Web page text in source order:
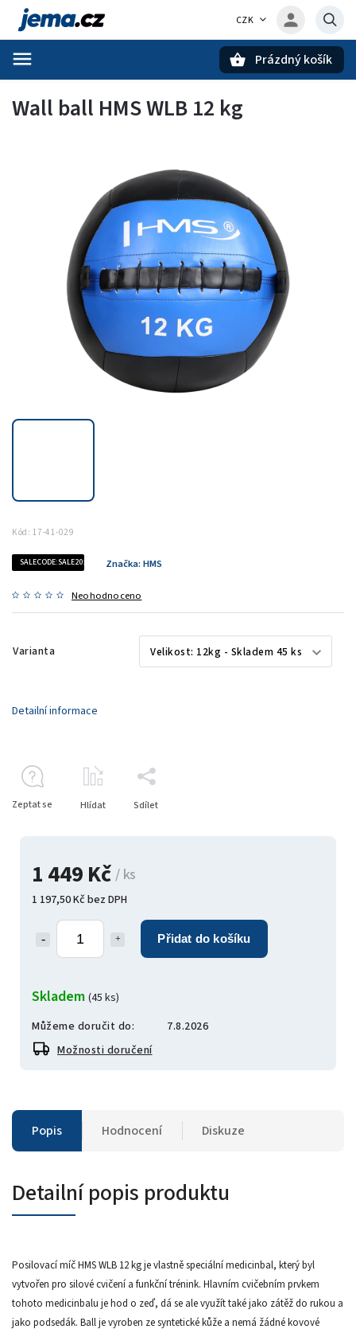
CZK
Prázdný košík
Wall ball HMS WLB 12 kg
Kód: 17-41-029
SALECODE:SALE20:20:%
Neohodnoceno
Značka: HMS
Varianta
1 449 Kč/ ks
1 197,50 Kč bez DPH
Přidat do košíku
Skladem (45 ks)
Můžeme doručit do:
7.8.2026
Možnosti doručení
Detailní informace
Zeptat se Hlídat Sdílet
Popis Hodnocení Diskuze
Detailní popis produktu
Posilovací míč HMS WLB 12 kg je vlastně speciální medicinbal, který byl
vytvořen pro silové cvičení a funkční trénink. Hlavním cvičebním prvkem
tohoto medicinbalu je hod o zeď, dá se ale využít také jako zátěž do rukou a
jako podsedák. Ball je vyroben ze syntetické kůže a nemá žádné kovové